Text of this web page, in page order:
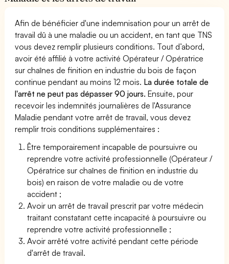
Afin de bénéficier d'une indemnisation pour un arrêt de
travail dû à une maladie ou un accident, en tant que TNS
vous devez remplir plusieurs conditions. Tout d’abord,
avoir été affilié à votre activité Opérateur / Opératrice
sur chaînes de finition en industrie du bois de façon
continue pendant au moins 12 mois. La durée totale de
l'arrêt ne peut pas dépasser 90 jours. Ensuite, pour
recevoir les indemnités journalières de l'Assurance
Maladie pendant votre arrêt de travail, vous devez
remplir trois conditions supplémentaires :
Être temporairement incapable de poursuivre ou
reprendre votre activité professionnelle (Opérateur /
Opératrice sur chaînes de finition en industrie du
bois) en raison de votre maladie ou de votre
accident ;
Avoir un arrêt de travail prescrit par votre médecin
traitant constatant cette incapacité à poursuivre ou
reprendre votre activité professionnelle ;
Avoir arrêté votre activité pendant cette période
d'arrêt de travail.